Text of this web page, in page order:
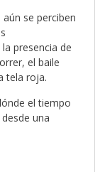
se perciben
presencia de
el baile
tela roja.
el tiempo
una